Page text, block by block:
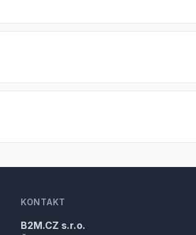
KONTAKT
B2M.CZ s.r.o.